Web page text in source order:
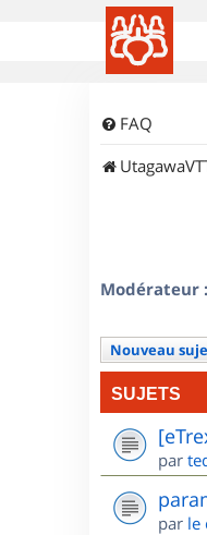
FAQ
Modérateur :
Nouveau
SUJETS
par
par le